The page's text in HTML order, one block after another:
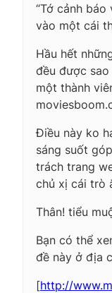
“Tớ cảnh
vào một cái
Hầu hết
đều được
một thành
Điều này ko
sáng suốt
trách trang
chủ xị cái trò
Thân! tiểu
Bạn có thể
đề này ở địa
[http://